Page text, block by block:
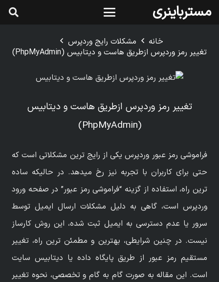
مسترباینری
خانه
مشکلات رایج وردپرس
تغییر رمز وردپرس ازطریق هاست و دیتابیس (PhpMyAdmin)
تغییر رمز وردپرس ازطریق هاست و دیتابیس
(PhpMyAdmin)
فراموشی رمز عبور وردپرس یکی از رایج ترین مشکلاتی است که
حتی برای کاربران با تجربه نیز رخ میدهد. در حالیکه ساده
ترین راه، استفاده از گزینه “فراموشی رمز عبور” در صفحه ورود
وردپرس است، گاهی به دلیل مشکلات ارسال ایمیل توسط
سرور یا عدم دسترسی به ایمیل ثبت شده، این روش کارساز
نیست. در چنین شرایطی، بهترین و مطمئن ترین راه، تغییر
مستقیم رمز عبور از طریق پایگاه داده یا دیتابیس سایت
است. این مقاله به صورت گام به گام و تخصصی، نحوه تغییر